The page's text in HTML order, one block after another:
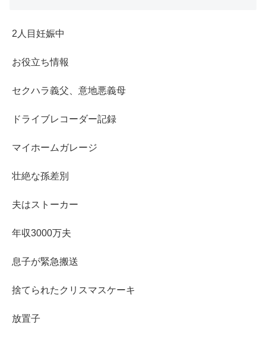
2人目妊娠中
お役立ち情報
セクハラ義父、意地悪義母
ドライブレコーダー記録
マイホームガレージ
壮絶な孫差別
夫はストーカー
年収3000万夫
息子が緊急搬送
捨てられたクリスマスケーキ
放置子